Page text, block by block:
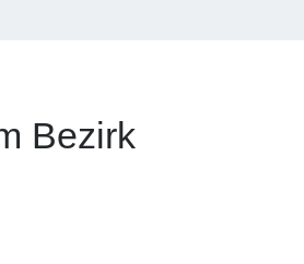
Bezirk